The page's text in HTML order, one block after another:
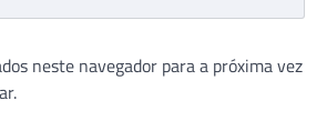
neste navegador para a próxima vez